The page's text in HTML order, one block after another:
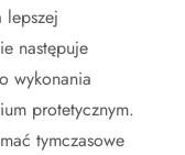
następuje
wykonania
protetycznym.
tymczasowe